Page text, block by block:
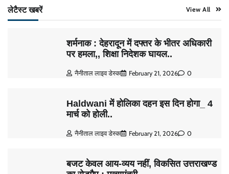
लेटैस्ट खबरें View All
शर्मनाक : देहरादून में दफ्तर के भीतर अधिकारी
पर हमला,, शिक्षा निदेशक घायल..
नैनीताल लाइव डेस्क February 21, 2026 0
Haldwani में होलिका दहन इस दिन होगा_ 4
मार्च को होली..
नैनीताल लाइव डेस्क February 21, 2026 0
बजट केवल आय-व्यय नहीं, विकसित उत्तराखण्ड